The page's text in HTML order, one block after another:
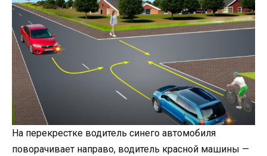
На перекрестке водитель синего автомобиля
поворачивает направо, водитель красной машины —